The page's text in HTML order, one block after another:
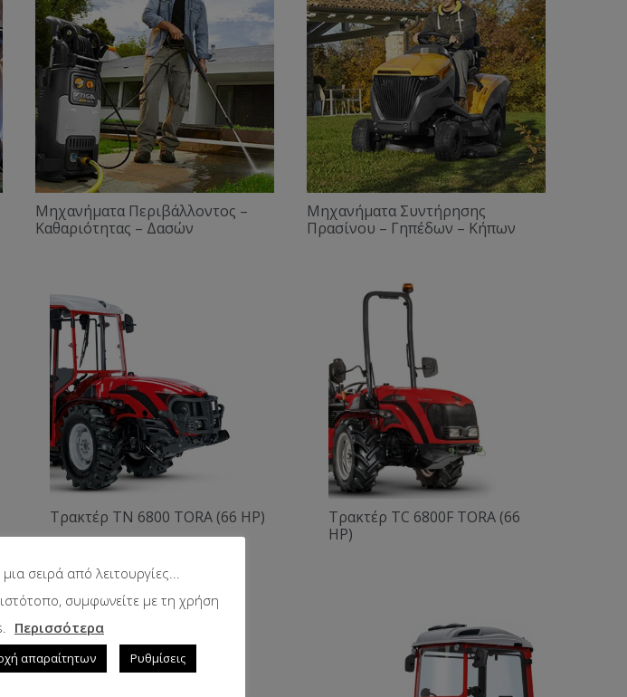
Μηχανήματα Περιβάλλοντος –
Καθαριότητας – Δασών
Μηχανήματα Συντήρησης
Πρασίνου – Γηπέδων – Κήπων
Τρακτέρ TN 6800 TORA (66 HP)
Τρακτέρ TC 6800F TORA (66
HP)
σειρά από λειτουργίες...
συμφωνείτε με τη χρήση
Περισσότερα
απαραίτητων Ρυθμίσεις